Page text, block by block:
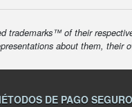
trademarks™ of their
about them, their
DE PAGO